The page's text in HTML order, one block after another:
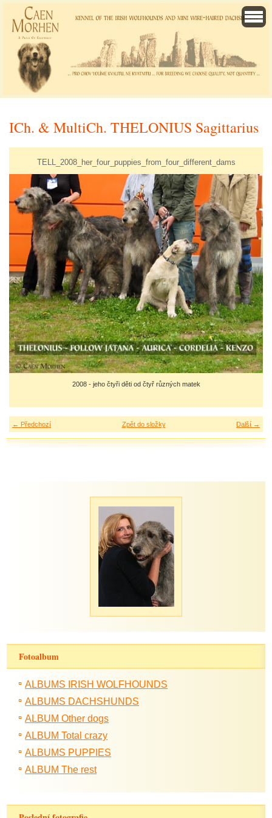
ICh. & MultiCh. THELONIUS Sagittarius
TELL_2008_her_four_puppies_from_four_different_dams
2008 - jeho čtyři děti od čtyř různých matek
← Předchozí Další →
Zpět do složky
Fotoalbum
ALBUMS IRISH WOLFHOUNDS
ALBUMS DACHSHUNDS
ALBUM Other dogs
ALBUM Total crazy
ALBUMS PUPPIES
ALBUM The rest